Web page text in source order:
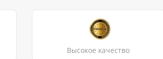
Высокое качество